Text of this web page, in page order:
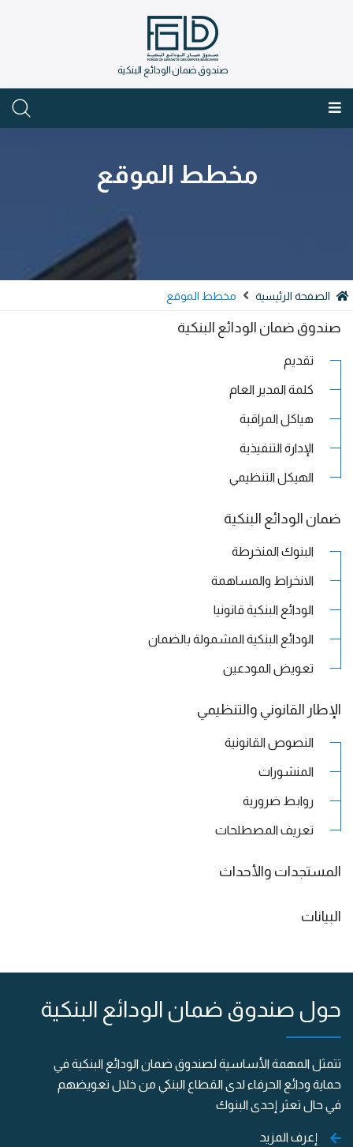
صندوق ضمان الودائع البنكية
مخطط الموقع
الصفحة الرئيسية مخطط الموقع
صندوق ضمان الودائع البنكية
تقديم
كلمة المدير العام
هياكل المراقبة
الإدارة التنفيذية
الهيكل التنظيمي
ضمان الودائع البنكية
البنوك المنخرطة
الانخراط والمساهمة
الودائع البنكية قانونيا
الودائع البنكية المشمولة بالضمان
تعويض المودعين
الإطار القانوني والتنظيمي
النصوص القانونية
المنشورات
روابط ضرورية
تعريف المصطلحات
المستجدات والأحداث
البيانات
حول صندوق ضمان الودائع البنكية
تتمثل المهمة الأساسية لصندوق ضمان الودائع البنكية في
حماية ودائع الحرفاء لدى القطاع البنكي من خلال تعويضهم
في حال تعثر إحدى البنوك
إعرف المزيد